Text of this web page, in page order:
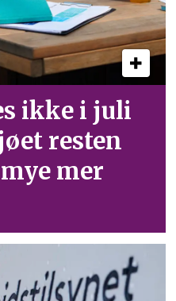
ikke i juli
resten
mer